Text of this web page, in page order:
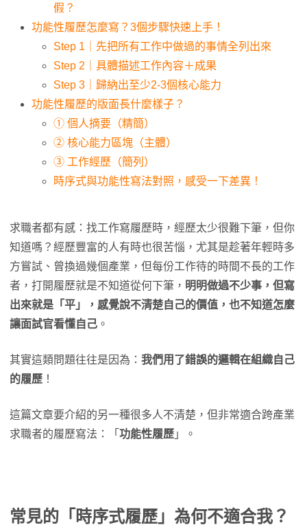
假？
功能性履歷怎麼寫？3個步驟快速上手！
Step 1｜先把所有工作中做過的事情全列出來
Step 2｜具體描述工作內容＋成果
Step 3｜歸納出至少2-3個核心能力
功能性履歷的版面長什麼樣子？
① 個人摘要（精簡）
② 核心能力區塊（主體）
③ 工作經歷（簡列）
時序式與功能性寫法對照，感受一下差異！
求職者都有感：找工作寫履歷時，經歷太少很難下筆，但你
知道嗎？經歷豐富的人有時也很苦惱，尤其是趁著年輕時多
方嘗試、曾換過幾個產業，但每份工作待的時間不長的工作
者，打開履歷就是不知道從何下筆， 明明做過不少事，但寫
出來就是「平」，感覺說不清楚自己的價值，也不知道怎麼
讓面試官看懂自己 。
其實這類問題往往是因為： 我們用了錯誤的邏輯在組織自己
的履歷 ！
這篇文章要介紹的另一種很多人不清楚，但非常適合跨產業
求職者的履歷寫法：「 功能性履歷 」。
常見的「時序式履歷」為何不適合我？